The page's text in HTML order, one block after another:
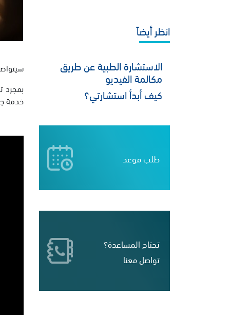
انظر أيضاً
الاستشارة الطبية عن طريق
مكالمة الفيديو
كيف أبدأ استشارتي؟
طلب موعد
تحتاج المساعدة؟
تواصل معنا
بمجرد
خدمة